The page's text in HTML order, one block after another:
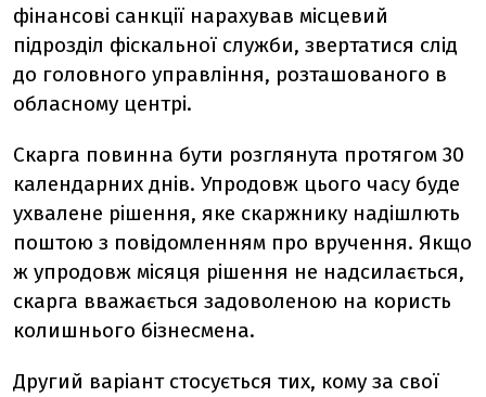
фінансові санкції нарахував місцевий
підрозділ фіскальної служби, звертатися слід
до головного управління, розташованого в
обласному центрі.
Скарга повинна бути розглянута протягом 30
календарних днів. Упродовж цього часу буде
ухвалене рішення, яке скаржнику надішлють
поштою з повідомленням про вручення. Якщо
ж упродовж місяця рішення не надсилається,
скарга вважається задоволеною на користь
колишнього бізнесмена.
Другий варіант стосується тих, кому за свої